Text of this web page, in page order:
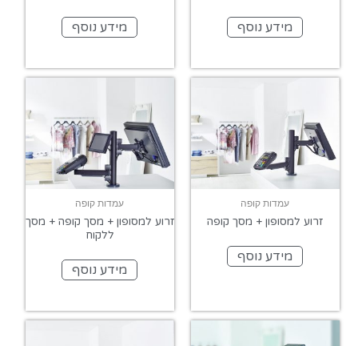
מידע נוסף מידע נוסף
עמדות קופה
זרוע למסופון + מסך קופה
מידע נוסף
עמדות קופה
זרוע למסופון + מסך קופה + מסך
ללקוח
מידע נוסף